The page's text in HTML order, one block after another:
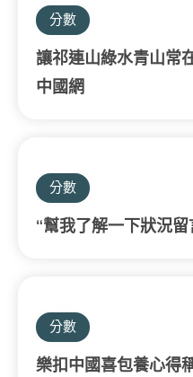
分數
讓祁連山綠水青山常
中國網
分數
“幫我了解一下狀況
分數
樂扣中國喜包養心得